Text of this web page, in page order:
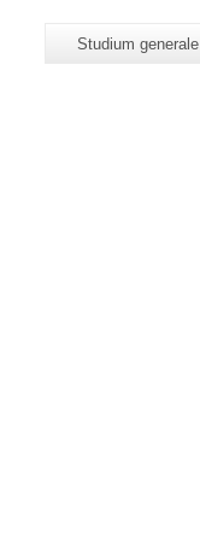
Zusätzliche
Seiten-
Studium generale